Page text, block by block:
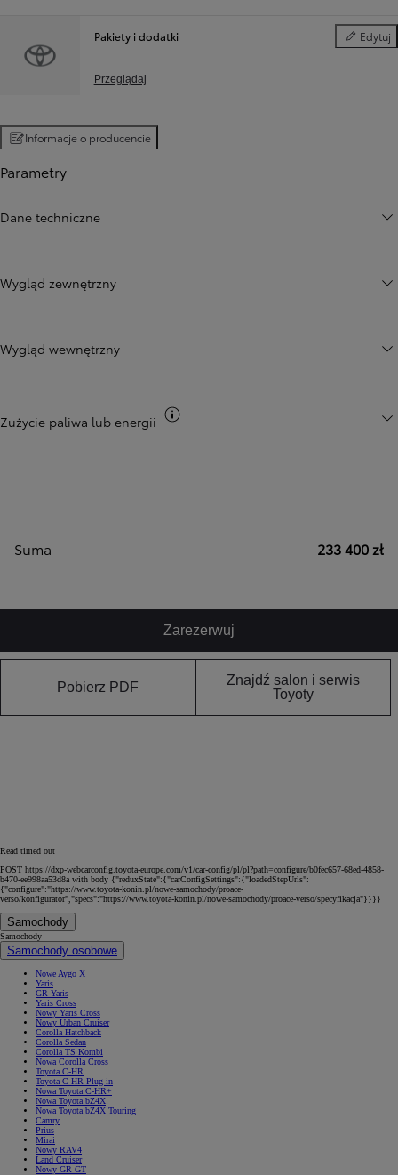
Pakiety i dodatki Edytuj
Pakiety i
Przeglądaj
Informacje o producencie
Parametry
Dane techniczne
Wygląd zewnętrzny
Wygląd wewnętrzny
Zużycie paliwa lub energii
Suma 233 400 zł
Zarezerwuj
Pobierz PDF
Znajdź salon i serwis
Toyoty
Read timed out
POST https://dxp-webcarconfig.toyota-europe.com/v1/car-config/pl/pl?path=configure/b0fec657-68ed-4858-
b470-ee998aa53d8a with body {"reduxState":{"carConfigSettings":{"loadedStepUrls":
{"configure":"https://www.toyota-konin.pl/nowe-samochody/proace-
verso/konfigurator","specs":"https://www.toyota-konin.pl/nowe-samochody/proace-verso/specyfikacja"}}}}
Samochody
Samochody
Samochody osobowe
Nowe Aygo X
Yaris
GR Yaris
Yaris Cross
Nowy Yaris Cross
Nowy Urban Cruiser
Corolla Hatchback
Corolla Sedan
Corolla TS Kombi
Nowa Corolla Cross
Toyota C-HR
Toyota C-HR Plug-in
Nowa Toyota C-HR+
Nowa Toyota bZ4X
Nowa Toyota bZ4X Touring
Camry
Prius
Mirai
Nowy RAV4
Land Cruiser
Nowy GR GT